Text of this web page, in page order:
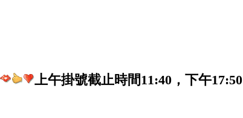
上午掛號截止時間11:40，下午17:50